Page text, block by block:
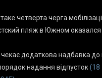
четверта черга
пляж в Южном
чекає додаткова надбавка до
надання відпусток (18